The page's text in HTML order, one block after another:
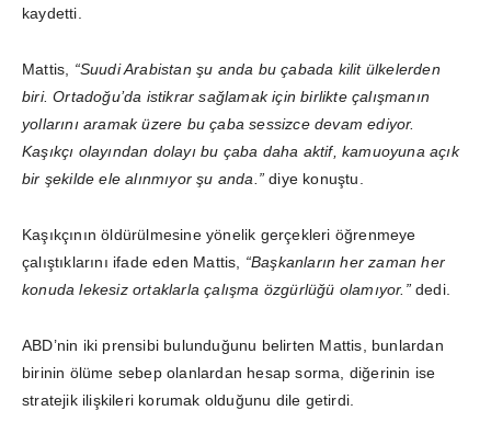
kaydetti.
Mattis, “Suudi Arabistan şu anda bu çabada kilit ülkelerden
biri. Ortadoğu’da istikrar sağlamak için birlikte çalışmanın
yollarını aramak üzere bu çaba sessizce devam ediyor.
Kaşıkçı olayından dolayı bu çaba daha aktif, kamuoyuna açık
bir şekilde ele alınmıyor şu anda.” diye konuştu.
Kaşıkçının öldürülmesine yönelik gerçekleri öğrenmeye
çalıştıklarını ifade eden Mattis, “Başkanların her zaman her
konuda lekesiz ortaklarla çalışma özgürlüğü olamıyor.”dedi.
ABD’nin iki prensibi bulunduğunu belirten Mattis, bunlardan
birinin ölüme sebep olanlardan hesap sorma, diğerinin ise
stratejik ilişkileri korumak olduğunu dile getirdi.